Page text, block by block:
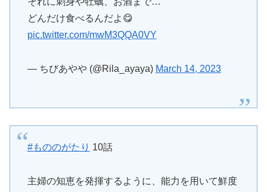
どんだけ食べるんだよ😋
pic.twitter.com/mwM3QQA0VY
— ちびあやや (@Rila_ayaya) March 14, 2023
#もののがたり 10話
主婦の知恵を発揮するように、能力を用いて鮮度